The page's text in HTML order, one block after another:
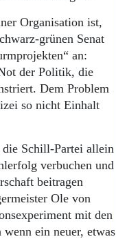
Organisation ist,
grünen Senat
an:
der Politik, die
Dem Problem
so nicht Einhalt
die Schill-Partei allein
verbuchen und
beitragen
Ole von
mit den
ein neuer, etwas